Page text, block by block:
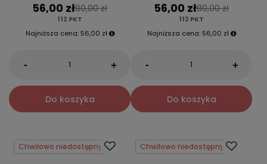
56,00 zł80,00 zł
112 PKT
Najniższa cena: 56,00 zł
- +
Do koszyka
56,00 zł80,00 zł
112 PKT
Najniższa cena: 56,00 zł
- +
Do koszyka
Chwilowo niedostępny Chwilowo niedostępny